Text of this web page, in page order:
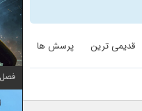
قدیمی ترین پرسش ها
فصل 3 قسمت 2 اضافه شد